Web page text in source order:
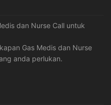
dan Nurse Call untuk
Gas Medis dan Nurse
anda perlukan.